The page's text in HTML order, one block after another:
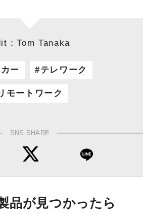
：Tom Tanaka
ー テレワーク
モートワーク
SNS SHARE
品が見つかったら